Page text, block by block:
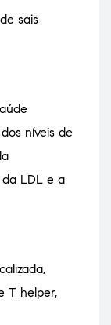
sais
níveis de
da LDL e a
T helper,